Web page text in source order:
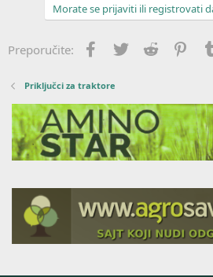
Morate se prijaviti ili registrovati
Preporučite: Facebook
Twitter Reddit
Priključci za traktore